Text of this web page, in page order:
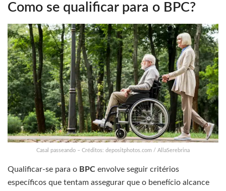
Como se qualificar para o BPC?
Casal passeando – Créditos: depositphotos.com / AllaSerebrina
Qualificar-se para o BPC envolve seguir critérios
específicos que tentam assegurar que o benefício alcance